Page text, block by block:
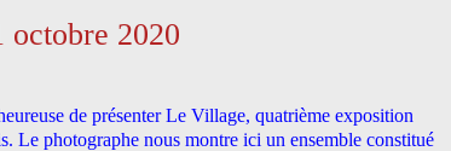
octobre 2020
de présenter Le Village, quatrième exposition
Le photographe nous montre ici un ensemble constitué